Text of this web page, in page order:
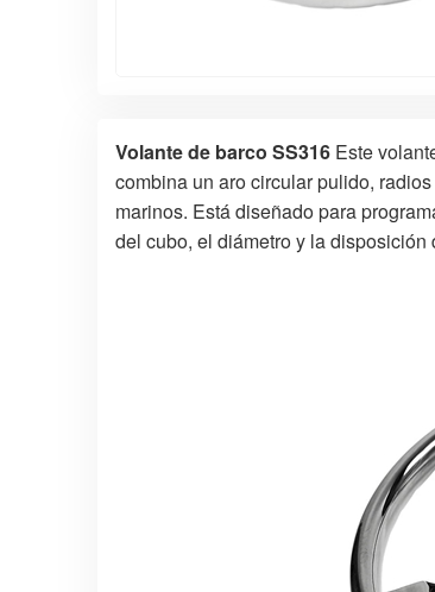
Volante de barco SS316 Este
combina un aro circular pulido,
marinos. Está diseñado para
del cubo, el diámetro y la